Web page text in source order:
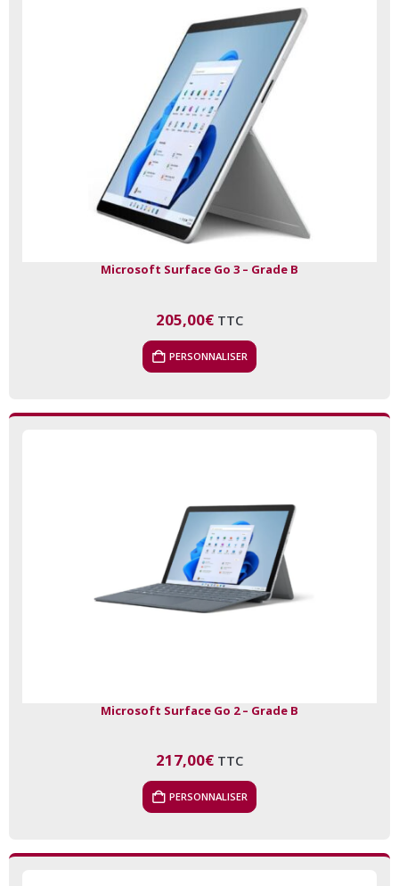
Microsoft Surface Go 3 – Grade B
205,00€ TTC
PERSONNALISER
Microsoft Surface Go 2 – Grade B
217,00€ TTC
PERSONNALISER